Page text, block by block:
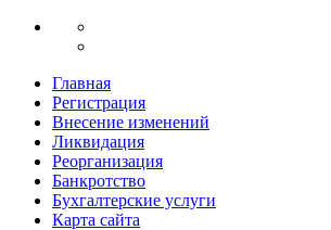
Главная
Регистрация
Внесение изменений
Ликвидация
Реорганизация
Банкротство
Бухгалтерские услуги
Карта сайта